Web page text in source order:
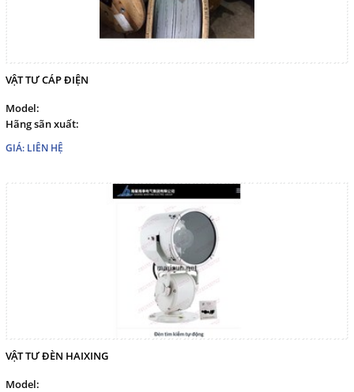
VẬT TƯ CÁP ĐIỆN
Model:
Hãng sãn xuất:
GIÁ: LIÊN HỆ
VẬT TƯ ĐÈN HAIXING
Model: